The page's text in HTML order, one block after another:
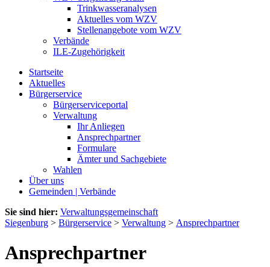
Trinkwasseranalysen
Aktuelles vom WZV
Stellenangebote vom WZV
Verbände
ILE-Zugehörigkeit
Startseite
Aktuelles
Bürgerservice
Bürgerserviceportal
Verwaltung
Ihr Anliegen
Ansprechpartner
Formulare
Ämter und Sachgebiete
Wahlen
Über uns
Gemeinden | Verbände
Sie sind hier: Verwaltungsgemeinschaft
Siegenburg > Bürgerservice > Verwaltung > Ansprechpartner
Ansprechpartner